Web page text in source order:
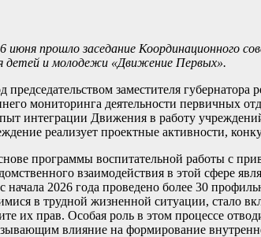
июня прошло заседание Координационного
детей и молодежи «Движение Первых».
председательством заместителя
мониторинга деятельности первичных
интеграции Движения в работу
реализует проектные активности,
программы воспитательной работы с
взаимодействия в этой сфере
с начала 2026 года проведено более 30
в трудной жизненной ситуации,
их прав. Особая роль в этом процессе
влияние на формирование